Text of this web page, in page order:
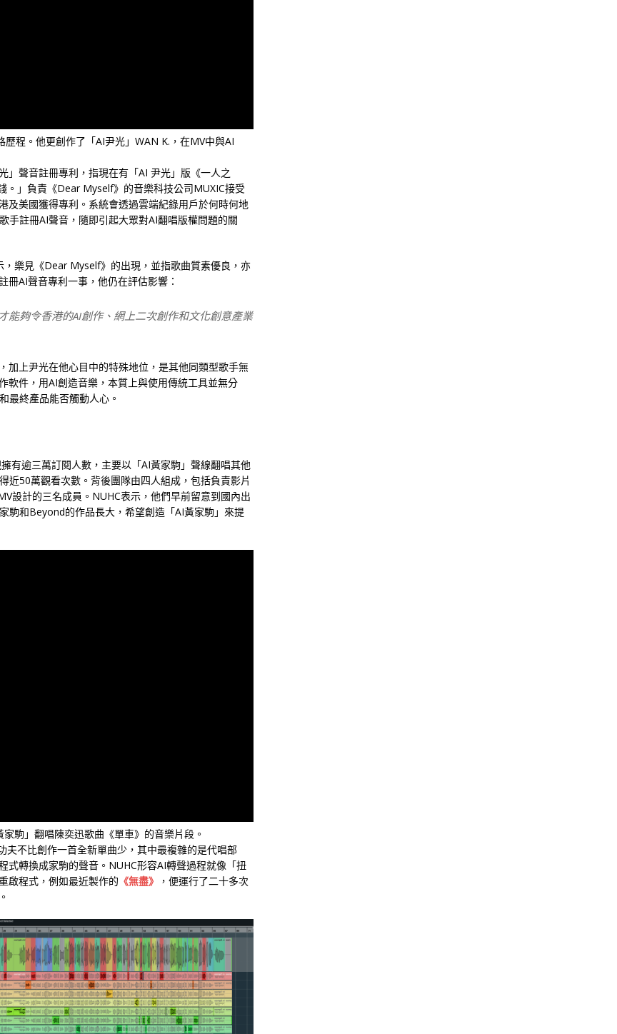
程。他更創作了「AI尹光」WAN K.，在MV中與AI
」聲音註冊專利，指現在有「AI 尹光」版《一人之
。」負責《Dear Myself》的音樂科技公司MUXIC接受
及美國獲得專利。系統會透過雲端紀錄用戶於何時何地
手註冊AI聲音，隨即引起大眾對AI翻唱版權問題的關
，樂見《Dear Myself》的出現，並指歌曲質素優良，亦
AI聲音專利一事，他仍在評估影響：
能夠令香港的AI創作、網上二次創作和文化創意產業
加上尹光在他心目中的特殊地位，是其他同類型歌手無
軟件，用AI創造音樂，本質上與使用傳統工具並無分
最終產品能否觸動人心。
有逾三萬訂閱人數，主要以「AI黃家駒」聲線翻唱其他
近50萬觀看次數。背後團隊由四人組成，包括負責影片
設計的三名成員。NUHC表示，他們早前留意到國內出
駒和Beyond的作品長大，希望創造「AI黃家駒」來提
駒」翻唱陳奕迅歌曲《單車》的音樂片段。
不比創作一首全新單曲少，其中最複雜的是代唱部
式轉換成家駒的聲音。NUHC形容AI轉聲過程就像「扭
啟程式，例如最近製作的 《無盡》
，便運行了二十多次